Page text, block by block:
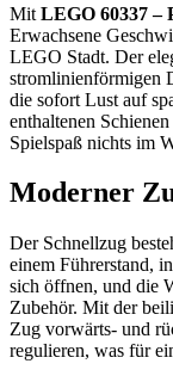
Mit LEGO 60337 –
Erwachsene
LEGO Stadt. Der
stromlinienförmigen
die sofort Lust auf
enthaltenen
Spielspaß nichts im
Moderner
Der Schnellzug
einem Führerstand,
sich öffnen, und die
Zubehör. Mit der
Zug vorwärts- und
regulieren, was für